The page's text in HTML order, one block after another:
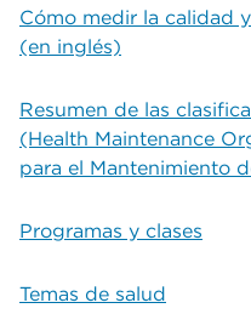
Cómo medir la calidad
(en inglés)
Resumen de las
(Health Maintenance
para el Mantenimiento
Programas y clases
Temas de salud